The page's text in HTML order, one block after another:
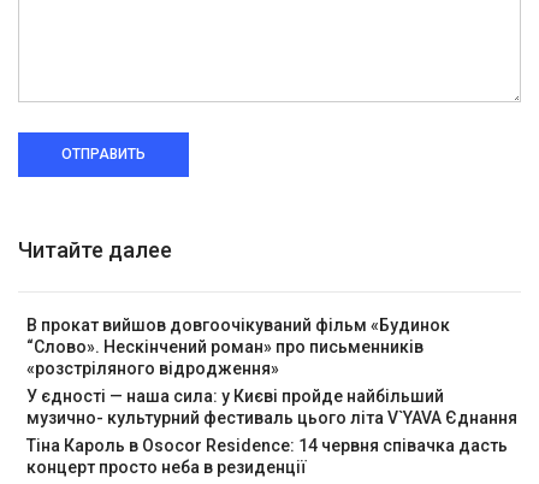
ОТПРАВИТЬ
Читайте далее
В прокат вийшов довгоочікуваний фільм «Будинок
“Слово». Нескінчений роман» про письменників
«розстріляного відродження»
У єдності — наша сила: у Києві пройде найбільший
музично- культурний фестиваль цього літа V`YAVA Єднання
Тіна Кароль в Osocor Residence: 14 червня співачка дасть
концерт просто неба в резиденції